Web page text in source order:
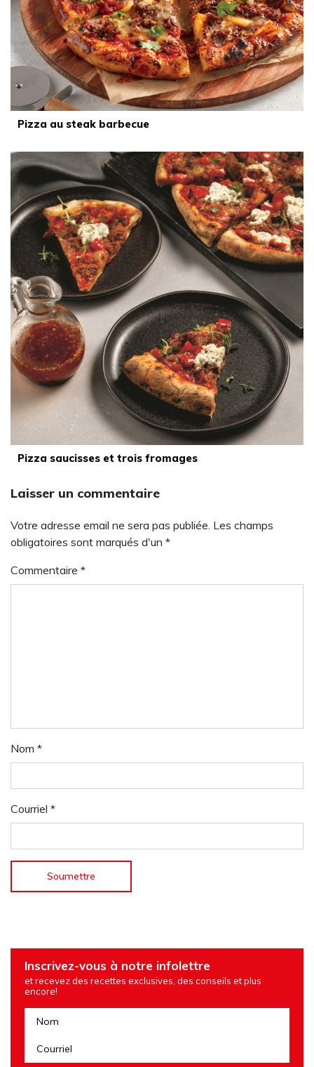
Pizza au steak barbecue
Pizza saucisses et trois fromages
Laisser un commentaire
Votre adresse email ne sera pas publiée. Les champs
obligatoires sont marqués d'un *
Commentaire *
Nom *
Courriel *
Inscrivez-vous à notre infolettre
et recevez des recettes exclusives, des conseils et plus
encore!